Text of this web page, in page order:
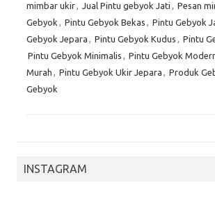
mimbar ukir, Jual Pintu gebyok Jati , Pesan
Gebyok , Pintu Gebyok Bekas , Pintu Gebyok
Gebyok Jepara , Pintu Gebyok Kudus , Pintu
Pintu Gebyok Minimalis , Pintu Gebyok
Murah , Pintu Gebyok Ukir Jepara , Produk
Gebyok
INSTAGRAM